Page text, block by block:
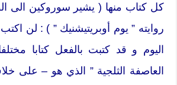
كل كتاب منها ( يشير سوروكين الى
روايته ” يوم أوبريتيشنيك ” ) : لن
اليوم و قد كتبت بالفعل كتابا
العاصفة الثلجية ” الذي هو – على